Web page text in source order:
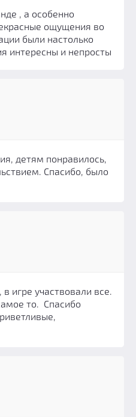
, а особенно
ощущения во
были настолько
интересны и непросты
детям понравилось,
Спасибо, было
игре участвовали все.
то. Спасибо